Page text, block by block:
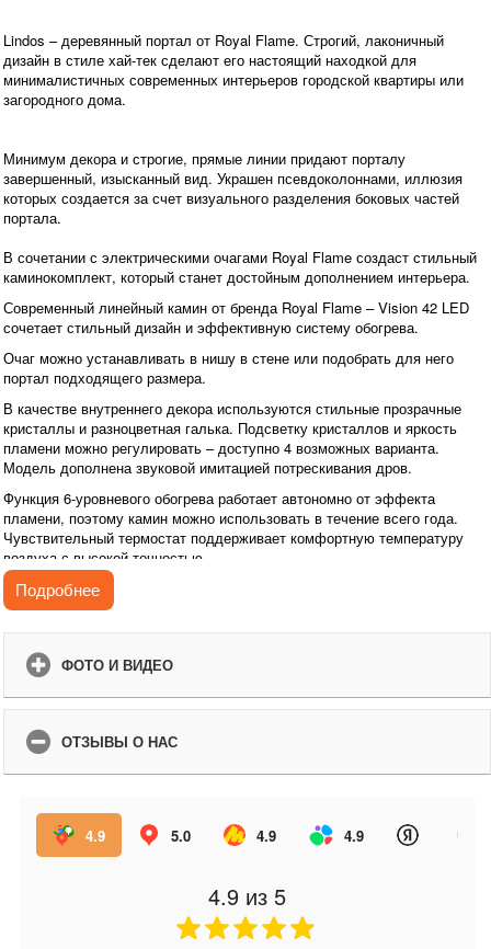
Lindos – деревянный портал от Royal Flame. Строгий, лаконичный
дизайн в стиле хай-тек сделают его настоящий находкой для
минималистичных современных интерьеров городской квартиры или
загородного дома.
Минимум декора и строгие, прямые линии придают порталу
завершенный, изысканный вид. Украшен псевдоколоннами, иллюзия
которых создается за счет визуального разделения боковых частей
портала.
В сочетании с электрическими очагами Royal Flame создаст стильный
каминокомплект, который станет достойным дополнением интерьера.
Современный линейный камин от бренда Royal Flame – Vision 42 LED
сочетает стильный дизайн и эффективную систему обогрева.
Очаг можно устанавливать в нишу в стене или подобрать для него
портал подходящего размера.
В качестве внутреннего декора используются стильные прозрачные
кристаллы и разноцветная галька. Подсветку кристаллов и яркость
пламени можно регулировать – доступно 4 возможных варианта.
Модель дополнена звуковой имитацией потрескивания дров.
Функция 6-уровневого обогрева работает автономно от эффекта
пламени, поэтому камин можно использовать в течение всего года.
Чувствительный термостат поддерживает комфортную температуру
воздуха с высокой точностью.
Управлять работой камина можно с помощью пульта ДУ или кнопок,
расположенных на фронтальной панели очага.
Подробнее
ФОТО И ВИДЕО
ОТЗЫВЫ О НАС
4.9 5.0 4.9 4.9
4.9 из 5